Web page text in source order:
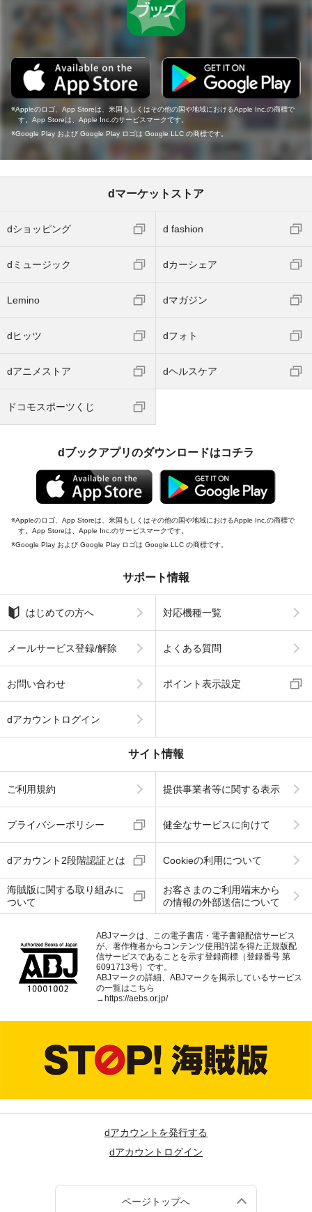
Appleのロゴ、App Storeは、米国もしくはその他の国や地域におけるApple Inc.の商標で
す。App Storeは、Apple Inc.のサービスマークです。
Google Play および Google Play ロゴは Google LLC の商標です。
dマーケットストア
dショッピング d fashion
dミュージック dカーシェア
Lemino dマガジン
dヒッツ dフォト
dアニメストア dヘルスケア
ドコモスポーツくじ
dブックアプリのダウンロードはコチラ
Appleのロゴ、App Storeは、米国もしくはその他の国や地域におけるApple Inc.の商標で
す。App Storeは、Apple Inc.のサービスマークです。
Google Play および Google Play ロゴは Google LLC の商標です。
サポート情報
はじめての方へ 対応機種一覧
メールサービス登録/解除 よくある質問
お問い合わせ ポイント表示設定
dアカウントログイン
サイト情報
ご利用規約 提供事業者等に関する表示
プライバシーポリシー 健全なサービスに向けて
dアカウント2段階認証とは Cookieの利用について
海賊版に関する取り組みに
ついて
お客さまのご利用端末から
の情報の外部送信について
ABJマークは、この電子書店・電子書籍配信サービス
が、著作権者からコンテンツ使用許諾を得た正規版配
信サービスであることを示す登録商標（登録番号 第
6091713号）です。
ABJマークの詳細、ABJマークを掲示しているサービス
の一覧はこちら
→https://aebs.or.jp/
dアカウントを発行する
dアカウントログイン
ページトップへ